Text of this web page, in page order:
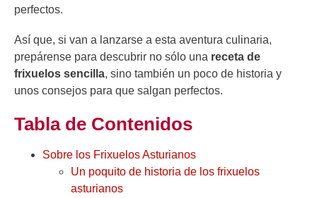
perfectos.
Así que, si van a lanzarse a esta aventura culinaria,
prepárense para descubrir no sólo una receta de
frixuelos sencilla, sino también un poco de historia y
unos consejos para que salgan perfectos.
Tabla de Contenidos
Sobre los Frixuelos Asturianos
Un poquito de historia de los frixuelos
asturianos